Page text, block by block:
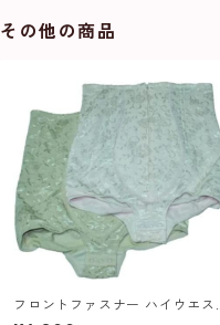
その他の商品
フロントファスナー ハイウエス
ト ショート ガードル 646 レディ